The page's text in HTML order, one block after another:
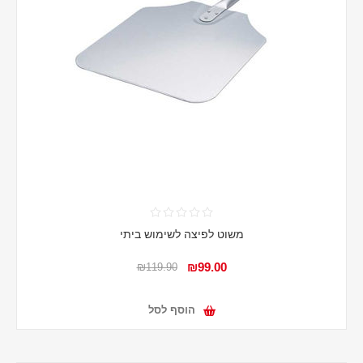
משוט לפיצה לשימוש ביתי
₪99.00
₪119.90
הוסף לסל